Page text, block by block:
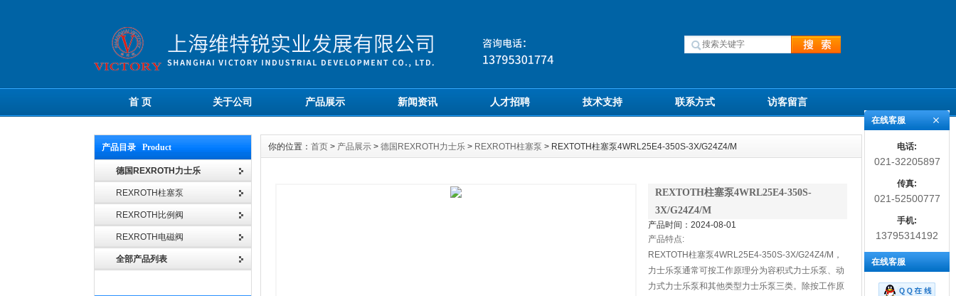
首 页 关于公司 产品展示 新闻资讯 人才招聘 技术支持 联系方式 访客留言
产品目录 Product
德国REXROTH力士乐
REXROTH柱塞泵
REXROTH比例阀
REXROTH电磁阀
全部产品列表
你的位置： 首页 > 产品展示 > 德国REXROTH力士乐 > REXROTH柱塞泵 > REXTOTH柱塞泵4WRL25E4-350S-3X/G24Z4/M
REXTOTH柱塞泵4WRL25E4-350S-
3X/G24Z4/M
产品时间：2024-08-01
产品特点:
REXTOTH柱塞泵4WRL25E4-350S-3X/G24Z4/M，
力士乐泵通常可按工作原理分为容积式力士乐泵、动
力式力士乐泵和其他类型力士乐泵三类。除按工作原
在线客服
电话:
021-32205897
传真:
021-52500777
手机:
13795314192
在线客服